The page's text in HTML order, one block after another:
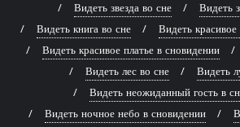
Видеть звезда во сне
Видеть
Видеть книга во сне
Видеть
Видеть красивое платье в сновидении
Видеть лес во сне
Видеть
Видеть неожиданный гость в
Видеть ночное небо в сновидении